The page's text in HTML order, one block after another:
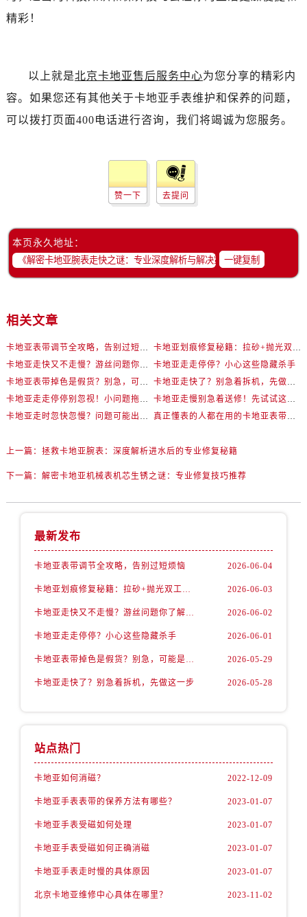
精彩！
以上就是北京卡地亚售后服务中心为您分享的精彩内
容。如果您还有其他关于卡地亚手表维护和保养的问题，
可以拨打页面400电话进行咨询，我们将竭诚为您服务。
赞一下 去提问
本页永久地址：
一键复制
相关文章
卡地亚走走停停？小心这些隐藏杀手
上一篇： 拯救卡地亚腕表：深度解析进水后的专业修复秘籍
下一篇： 解密卡地亚机械表机芯生锈之谜：专业修复技巧推荐
最新发布
卡地亚表带调节全攻略，告别过短烦恼 2026-06-04
2026-06-03
2026-06-02
卡地亚走走停停？小心这些隐藏杀手 2026-06-01
2026-05-29
卡地亚走快了？别急着拆机，先做这一步 2026-05-28
站点热门
卡地亚如何消磁？ 2022-12-09
卡地亚手表表带的保养方法有哪些？ 2023-01-07
卡地亚手表受磁如何处理 2023-01-07
卡地亚手表受磁如何正确消磁 2023-01-07
卡地亚手表走时慢的具体原因 2023-01-07
北京卡地亚维修中心具体在哪里？ 2023-11-02